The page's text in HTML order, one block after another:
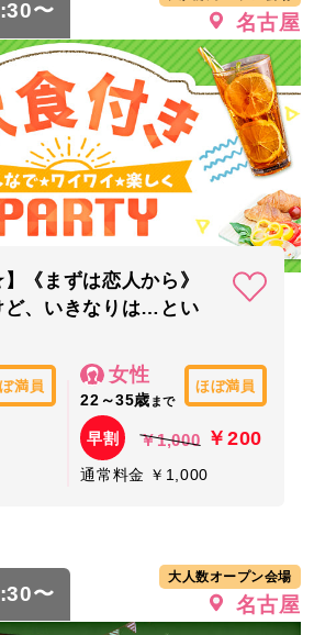
〜 名古屋
《まずは恋人から》
ど、いきなりは…とい
満員
女性
22～35歳 まで
ほぼ満員
早割 ￥1,000 ￥200
通常料金 ￥1,000
〜
大人数オープン会場
名古屋